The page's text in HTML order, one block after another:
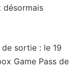
désormais
sortie : le 19
Game Pass de